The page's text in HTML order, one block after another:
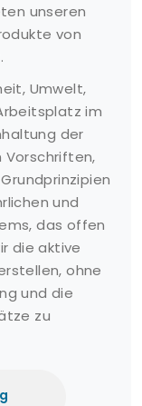
unseren
von
Umwelt,
im
der
und
das offen
die aktive
ohne
und die
zu